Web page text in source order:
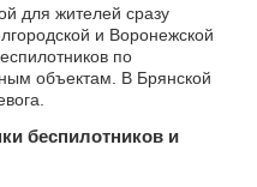
для жителей сразу
и Воронежской
по
объектам. В Брянской
беспилотников и